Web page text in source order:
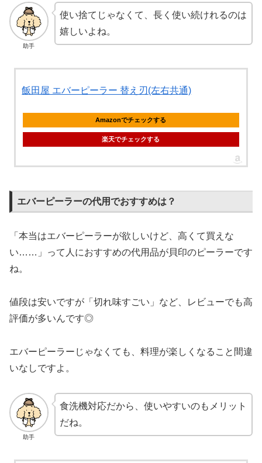
助手
使い捨てじゃなくて、長く使い続けれるのは
嬉しいよね。
飯田屋 エバーピーラー 替え刃(左右共通)
Amazonでチェックする
楽天でチェックする
エバーピーラーの代用でおすすめは？
「本当はエバーピーラーが欲しいけど、高くて買えな
い……」って人におすすめの代用品が貝印のピーラーです
ね。
値段は安いですが「切れ味すごい」など、レビューでも高
評価が多いんです◎
エバーピーラーじゃなくても、料理が楽しくなること間違
いなしですよ。
助手
食洗機対応だから、使いやすいのもメリット
だね。